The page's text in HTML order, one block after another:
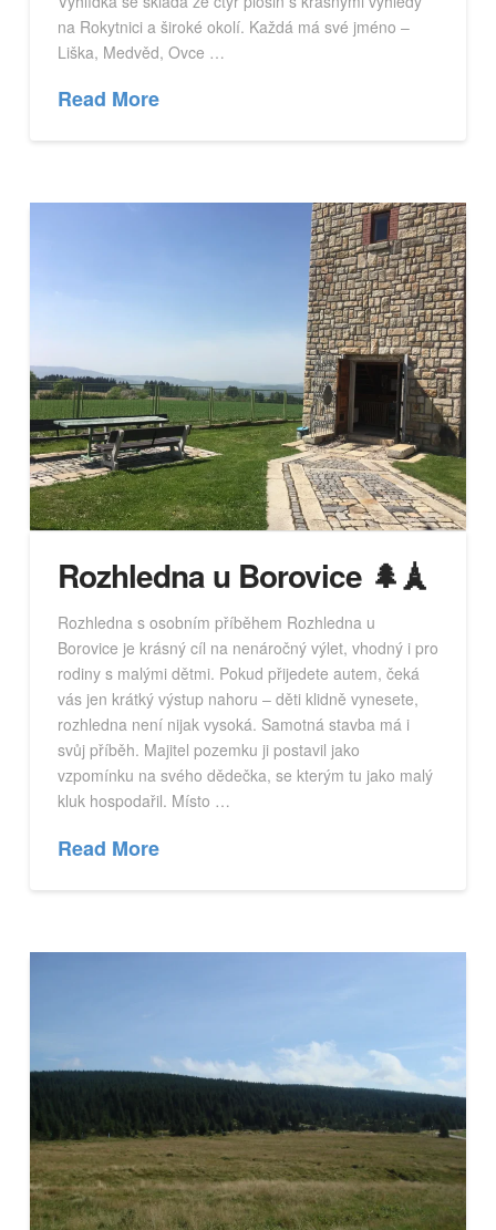
na Rokytnici a široké okolí. Každá má své jméno –
Liška, Medvěd, Ovce …
Read More
Rozhledna u Borovice 🌲🗼
Rozhledna s osobním příběhem Rozhledna u
Borovice je krásný cíl na nenáročný výlet, vhodný i pro
rodiny s malými dětmi. Pokud přijedete autem, čeká
vás jen krátký výstup nahoru – děti klidně vynesete,
rozhledna není nijak vysoká. Samotná stavba má i
svůj příběh. Majitel pozemku ji postavil jako
vzpomínku na svého dědečka, se kterým tu jako malý
kluk hospodařil. Místo …
Read More